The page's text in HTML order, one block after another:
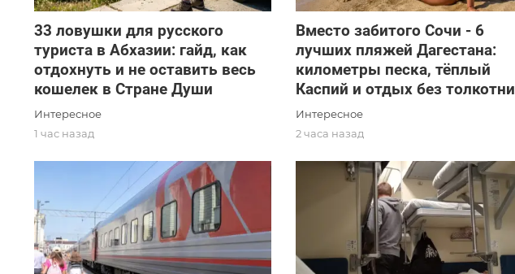
33 ловушки для русского
туриста в Абхазии: гайд, как
отдохнуть и не оставить весь
кошелек в Стране Души
Интересное
1 час назад
Вместо забитого Сочи - 6
лучших пляжей Дагестана:
километры песка, тёплый
Каспий и отдых без толкотни
Интересное
2 часа назад